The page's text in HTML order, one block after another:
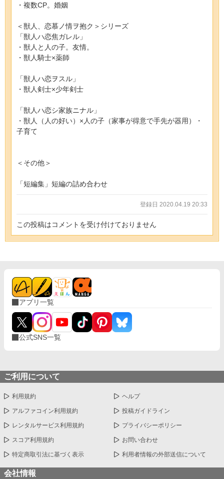
・複数CP。婚姻
＜獣人、恋慕ノ情ヲ抱ク＞シリーズ
「獣人ハ恋焦ガレル」
・獣人と人の子。友情。
・獣人騎士×薬師
「獣人ハ恋ヲスル」
・獣人剣士×少年剣士
「獣人ハ恋シ家族ニナル」
・獣人（人の好い）×人の子（家事が得意で手先が器用）・
子育て
＜その他＞
「短編集」短編の詰め合わせ
登録日 2020.04.19 20:33
この投稿はコメントを受け付けておりません
アプリ一覧
公式SNS一覧
ご利用について
利用規約 ヘルプ
アルファコイン利用規約 投稿ガイドライン
レンタルサービス利用規約 プライバシーポリシー
スコア利用規約 お問い合わせ
特定商取引法に基づく表示 利用者情報の外部送信について
会社情報